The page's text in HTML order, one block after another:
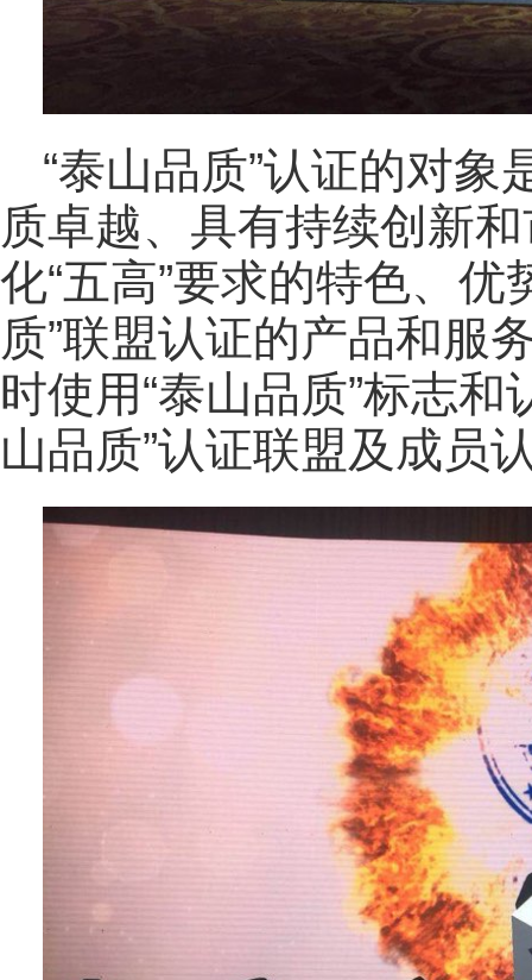
“泰山品质”认证的对
质卓越、具有持续创新
化“五高”要求的特色、
质”联盟认证的产品和服
时使用“泰山品质”标志
山品质”认证联盟及成员